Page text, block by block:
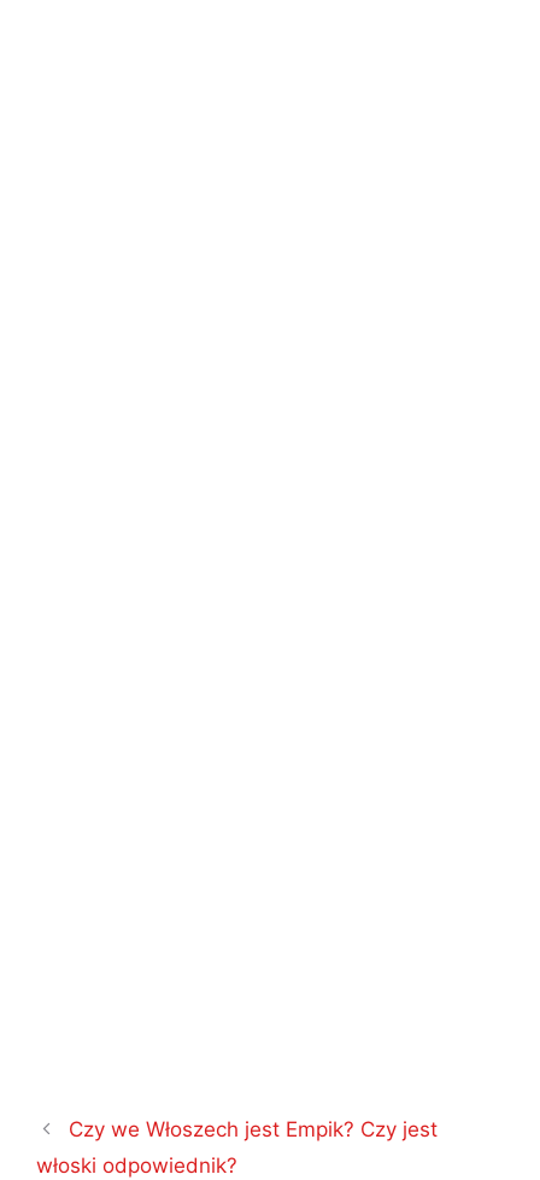
Nawigacja
wpisu
Czy we Włoszech jest Empik? Czy jest
włoski odpowiednik?